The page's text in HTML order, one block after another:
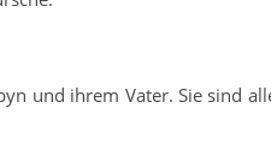
und ihrem Vater. Sie sind